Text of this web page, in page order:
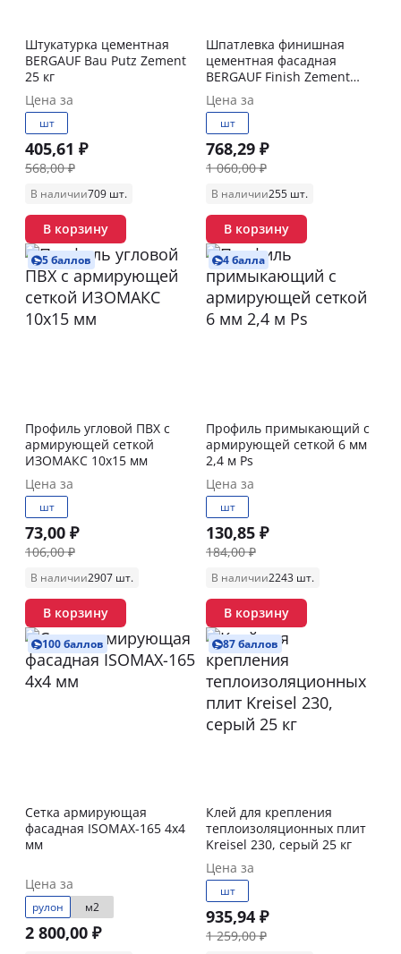
Штукатурка цементная
BERGAUF Bau Putz Zement
25 кг
Цена за
шт
405,61 ₽
568,00 ₽
В наличии709 шт.
В корзину
Шпатлевка финишная
цементная фасадная
BERGAUF Finish Zement
белая 20 кг
Цена за
шт
768,29 ₽
1 060,00 ₽
В наличии255 шт.
В корзину
5 баллов
Профиль угловой ПВХ с
армирующей сеткой
ИЗОМАКС 10х15 мм
Цена за
шт
73,00 ₽
106,00 ₽
В наличии2907 шт.
В корзину
4 балла
Профиль примыкающий с
армирующей сеткой 6 мм
2,4 м Ps
Цена за
шт
130,85 ₽
184,00 ₽
В наличии2243 шт.
В корзину
100 баллов
Сетка армирующая
фасадная ISOMAX-165 4х4
мм
Цена за
рулон м2
2 800,00 ₽
87 баллов
Клей для крепления
теплоизоляционных плит
Kreisel 230, серый 25 кг
Цена за
шт
935,94 ₽
1 259,00 ₽